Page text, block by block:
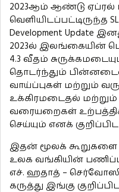
2023ஆம் ஆண்டு ஏப்ரல்
வெளியிடப்பட்டிருந்த
Development Update
2023ல் இலங்கையின்
4.3 வீதம்
தொடர்ந்தும்
வாய்ப்புகள் மற்றும்
உக்கிரமடைதல்
வரையறைகள்
செய்யும் எனக்
இதன் மூலக் கூறுகளை
உலக வங்கியின்
எச். ஹதாத் – செர்வோஸின்
கருத்து இங்கு